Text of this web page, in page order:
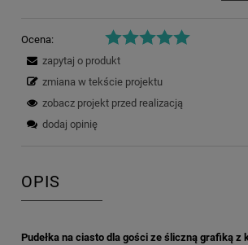
Ocena:
zapytaj o produkt
zmiana w tekście projektu
zobacz projekt przed realizacją
dodaj opinię
OPIS
Pudełka na ciasto dla gości ze śliczną grafiką z